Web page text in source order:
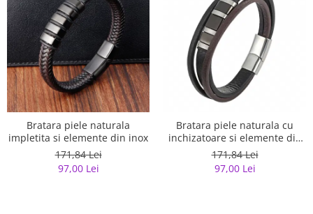
Bratara piele naturala
impletita si elemente din inox
171,84 Lei
97,00 Lei
Bratara piele naturala cu
inchizatoare si elemente din
inox
171,84 Lei
97,00 Lei